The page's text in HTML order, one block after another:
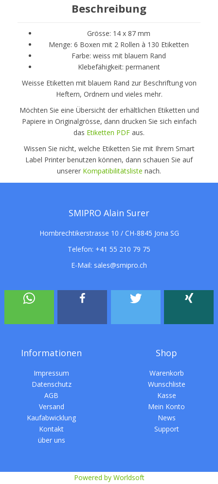
Beschreibung
Grösse: 14 x 87 mm
Menge: 6 Boxen mit 2 Rollen à 130 Etiketten
Farbe: weiss mit blauem Rand
Klebefähigkeit: permanent
Weisse Etiketten mit blauem Rand zur Beschriftung von
Heftern, Ordnern und vieles mehr.
Möchten Sie eine Übersicht der erhältlichen Etiketten und
Papiere in Originalgrösse, dann drucken Sie sich einfach
das Etiketten PDF aus.
Wissen Sie nicht, welche Etiketten Sie mit Ihrem Smart
Label Printer benutzen können, dann schauen Sie auf
unserer Kompatibilitätsliste nach.
SMIPRO Alain Surer
Hombrechtikerstrasse 10 / CH-8845 Jona SG
Telefon: +41 55 210 79 75
E-Mail: sales@smipro.ch
Informationen
Impressum
Datenschutz
AGB
Versand
Kaufabwicklung
Kontakt
über uns
Shop
Warenkorb
Wunschliste
Kasse
Mein Konto
News
Support
Powered by Worldsoft